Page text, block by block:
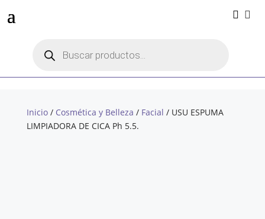
 
productos
Inicio/ Cosmética y Belleza / Facial / USU ESPUMA
LIMPIADORA DE CICA Ph 5.5.